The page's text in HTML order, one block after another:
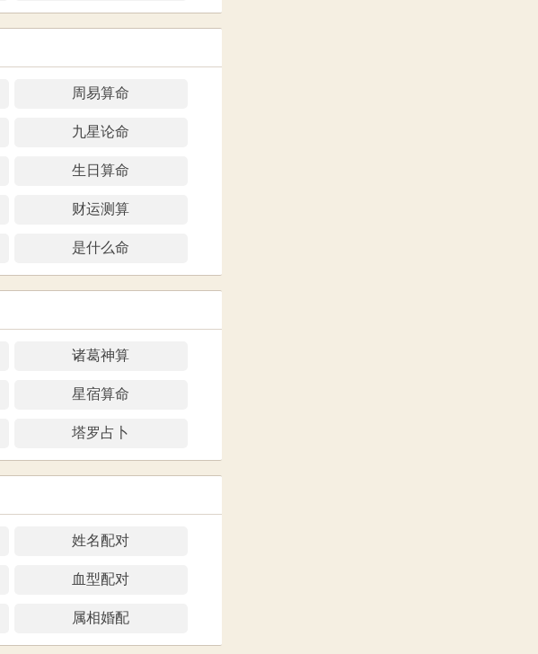
周易算命
九星论命
生日算命
财运测算
是什么命
诸葛神算
星宿算命
塔罗占卜
姓名配对
血型配对
属相婚配